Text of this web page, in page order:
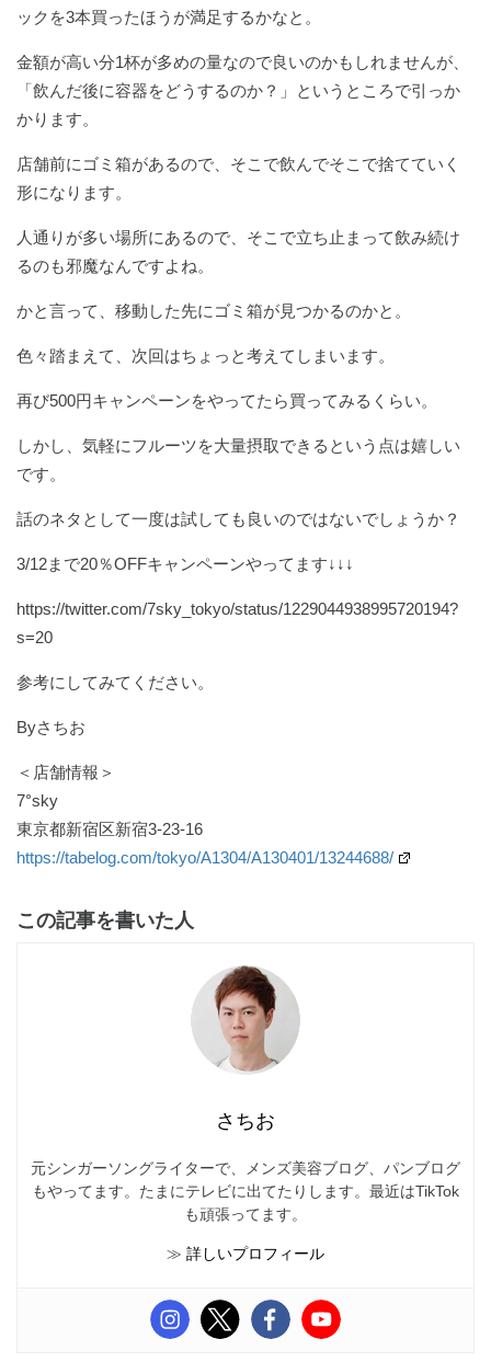
ックを3本買ったほうが満足するかなと。
金額が高い分1杯が多めの量なので良いのかもしれませんが、
「飲んだ後に容器をどうするのか？」というところで引っか
かります。
店舗前にゴミ箱があるので、そこで飲んでそこで捨てていく
形になります。
人通りが多い場所にあるので、そこで立ち止まって飲み続け
るのも邪魔なんですよね。
かと言って、移動した先にゴミ箱が見つかるのかと。
色々踏まえて、次回はちょっと考えてしまいます。
再び500円キャンペーンをやってたら買ってみるくらい。
しかし、気軽にフルーツを大量摂取できるという点は嬉しい
です。
話のネタとして一度は試しても良いのではないでしょうか？
3/12まで20％OFFキャンペーンやってます↓↓↓
https://twitter.com/7sky_tokyo/status/1229044938995720194?
s=20
参考にしてみてください。
Byさちお
＜店舗情報＞
7°sky
東京都新宿区新宿3-23-16
https://tabelog.com/tokyo/A1304/A130401/13244688/
この記事を書いた人
さちお
元シンガーソングライターで、メンズ美容ブログ、パンブログ
もやってます。たまにテレビに出てたりします。最近はTikTok
も頑張ってます。
≫ 詳しいプロフィール